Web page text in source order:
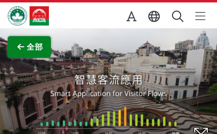
跳至主内容
澳門特別行政區政府旅遊局
全部